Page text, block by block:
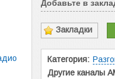
Добавьте в
Закладки
Категория:
Другие каналы